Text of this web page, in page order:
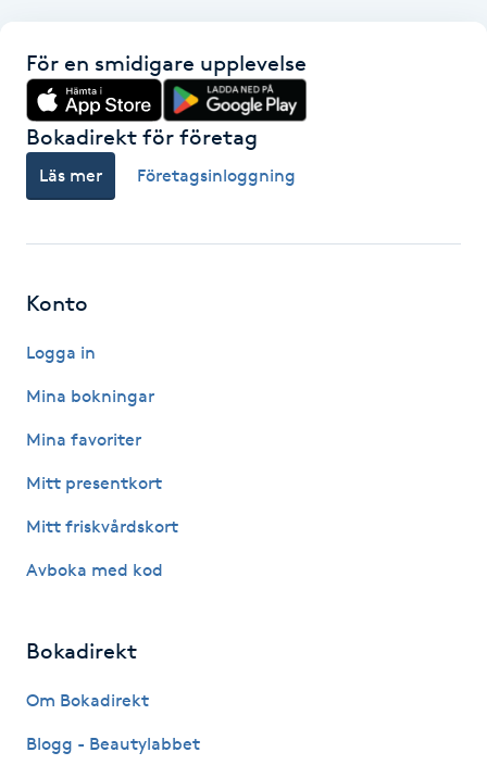
Hatha Yoga
Headspa
Healing
Hot Stone Massage
Hudföryngring
Hyaluronsyra
För en smidigare upplevelse
Bokadirekt för företag
Läs mer Företagsinloggning
Konto
Logga in
Mina bokningar
Mina favoriter
Mitt presentkort
Mitt friskvårdskort
Avboka med kod
Bokadirekt
Om Bokadirekt
Blogg - Beautylabbet